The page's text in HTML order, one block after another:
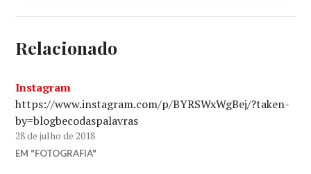
Relacionado
Instagram
https://www.instagram.com/p/BYRSWxWgBej/?taken-
by=blogbecodaspalavras
28 de julho de 2018
EM "FOTOGRAFIA"